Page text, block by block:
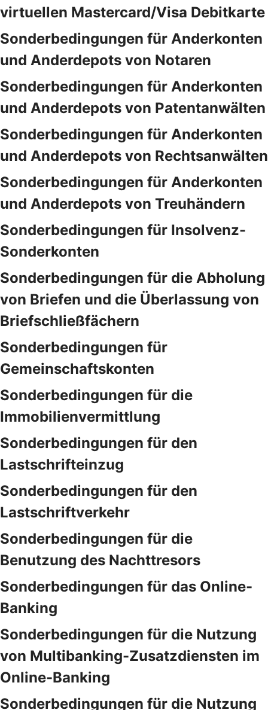
virtuellen Mastercard/Visa Debitkarte
Sonderbedingungen für Anderkonten
und Anderdepots von Notaren
Sonderbedingungen für Anderkonten
und Anderdepots von Patentanwälten
Sonderbedingungen für Anderkonten
und Anderdepots von Rechtsanwälten
Sonderbedingungen für Anderkonten
und Anderdepots von Treuhändern
Sonderbedingungen für Insolvenz-
Sonderkonten
Sonderbedingungen für die Abholung
von Briefen und die Überlassung von
Briefschließfächern
Sonderbedingungen für
Gemeinschaftskonten
Sonderbedingungen für die
Immobilienvermittlung
Sonderbedingungen für den
Lastschrifteinzug
Sonderbedingungen für den
Lastschriftverkehr
Sonderbedingungen für die
Benutzung des Nachttresors
Sonderbedingungen für das Online-
Banking
Sonderbedingungen für die Nutzung
von Multibanking-Zusatzdiensten im
Online-Banking
Sonderbedingungen für die Nutzung